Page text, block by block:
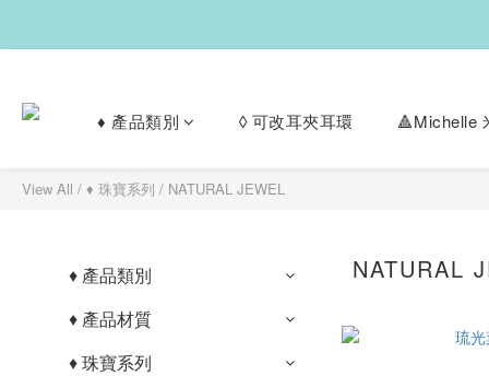
♦︎ 產品類別 ◊ 可改耳夾耳環 🔺Michelle
View All / ♦︎ 珠寶系列 / NATURAL JEWEL
♦︎ 產品類別
♦︎ 產品材質
♦︎ 珠寶系列
NATURAL